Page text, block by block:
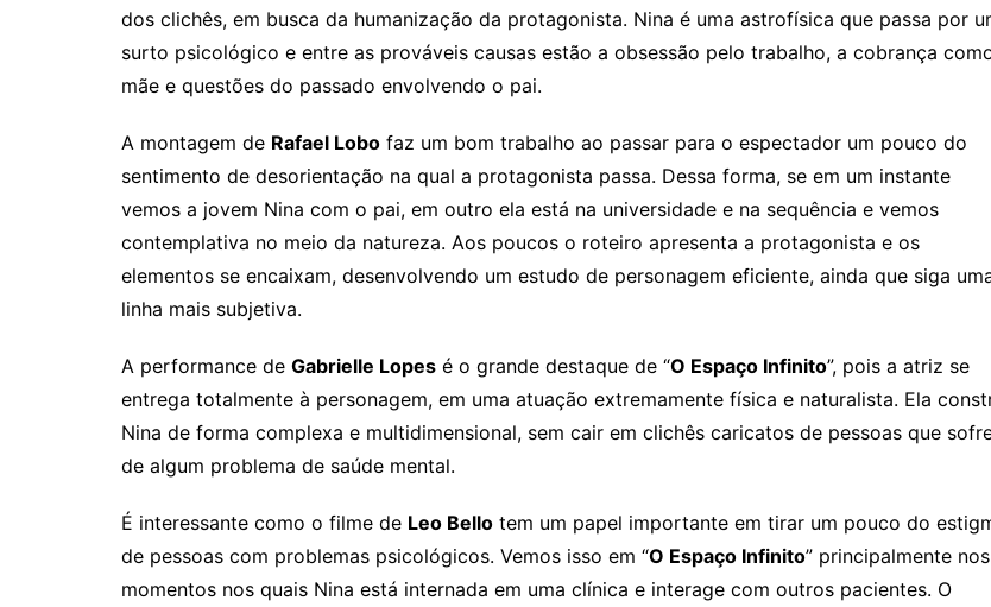
dos clichês, em busca da humanização da protagonista. Nina é uma astrofísica que passa por
surto psicológico e entre as prováveis causas estão a obsessão pelo trabalho, a cobrança
mãe e questões do passado envolvendo o pai.
A montagem de Rafael Lobo faz um bom trabalho ao passar para o espectador um pouco do
sentimento de desorientação na qual a protagonista passa. Dessa forma, se em um instante
vemos a jovem Nina com o pai, em outro ela está na universidade e na sequência e vemos
contemplativa no meio da natureza. Aos poucos o roteiro apresenta a protagonista e os
elementos se encaixam, desenvolvendo um estudo de personagem eficiente, ainda que siga
linha mais subjetiva.
A performance de Gabrielle Lopes é o grande destaque de “O Espaço Infinito”, pois a atriz se
entrega totalmente à personagem, em uma atuação extremamente física e naturalista. Ela
Nina de forma complexa e multidimensional, sem cair em clichês caricatos de pessoas que
de algum problema de saúde mental.
É interessante como o filme de Leo Bello tem um papel importante em tirar um pouco do
de pessoas com problemas psicológicos. Vemos isso em “O Espaço Infinito” principalmente nos
momentos nos quais Nina está internada em uma clínica e interage com outros pacientes. O